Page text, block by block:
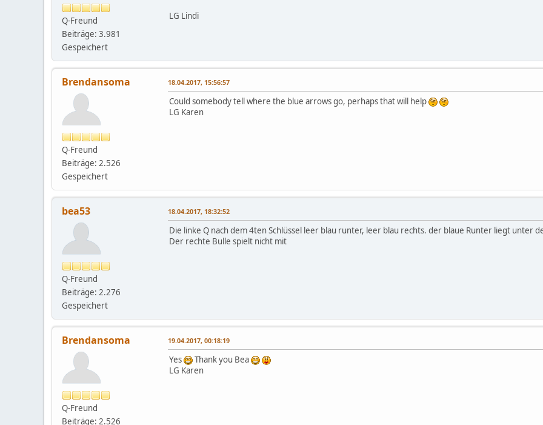
Q-Freund
Beiträge: 3.981
Gespeichert
LG Lindi
Brendansoma
Q-Freund
Beiträge: 2.526
Gespeichert
18.04.2017, 15:56:57
Could somebody tell where the blue arrows go, perhaps that will help
LG Karen
bea53
Q-Freund
Beiträge: 2.276
Gespeichert
18.04.2017, 18:32:52
Die linke Q nach dem 4ten Schlüssel leer blau runter, leer blau rechts. der blaue Runter liegt unter
Der rechte Bulle spielt nicht mit
Brendansoma
Q-Freund
Beiträge: 2.526
19.04.2017, 00:18:19
Yes
Thank you Bea
LG Karen